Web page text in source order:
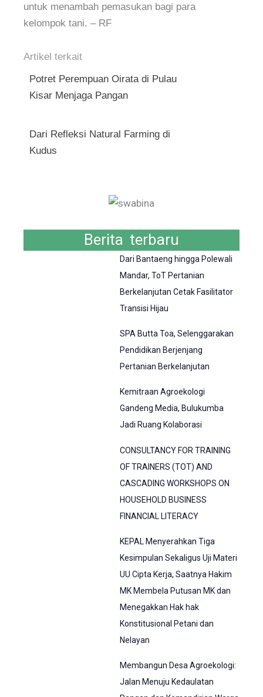
untuk menambah pemasukan bagi para
kelompok tani. – RF
Artikel terkait
Potret Perempuan Oirata di Pulau
Kisar Menjaga Pangan
Dari Refleksi Natural Farming di
Kudus
Berita terbaru
Dari Bantaeng hingga Polewali
Mandar, ToT Pertanian
Berkelanjutan Cetak Fasilitator
Transisi Hijau
SPA Butta Toa, Selenggarakan
Pendidikan Berjenjang
Pertanian Berkelanjutan
Kemitraan Agroekologi
Gandeng Media, Bulukumba
Jadi Ruang Kolaborasi
CONSULTANCY FOR TRAINING
OF TRAINERS (TOT) AND
CASCADING WORKSHOPS ON
HOUSEHOLD BUSINESS
FINANCIAL LITERACY
KEPAL Menyerahkan Tiga
Kesimpulan Sekaligus Uji Materi
UU Cipta Kerja, Saatnya Hakim
MK Membela Putusan MK dan
Menegakkan Hak hak
Konstitusional Petani dan
Nelayan
Membangun Desa Agroekologi:
Jalan Menuju Kedaulatan